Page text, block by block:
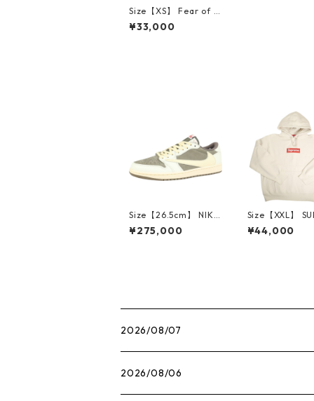
Size【XS】 Fear of G
od フィアーオブゴッ
ド Essentials NBA Sw
¥33,000
Size【26.5cm】 NIKE
ナイキ ×Travis Scott
AIR JORDAN 1 LOW
¥275,000
Size【XXL】
E シュプリーム
Box Logo
¥44,000
2026/08/07
2026/08/06